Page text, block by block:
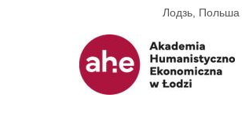
Лодзь, Польша